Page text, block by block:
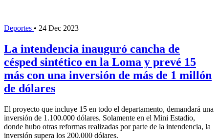
Deportes • 24 Dec 2023
La intendencia inauguró cancha de
césped sintético en la Loma y prevé 15
más con una inversión de más de 1 millón
de dólares
El proyecto que incluye 15 en todo el departamento, demandará una
inversión de 1.100.000 dólares. Solamente en el Mini Estadio,
donde hubo otras reformas realizadas por parte de la intendencia, la
inversión supera los 200.000 dólares.